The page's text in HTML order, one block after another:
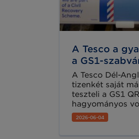
A Tesco a
a GS1-
A Tesco Dél-
tizenkét saját
teszteli a GS1
hagyományos
2026-06-04